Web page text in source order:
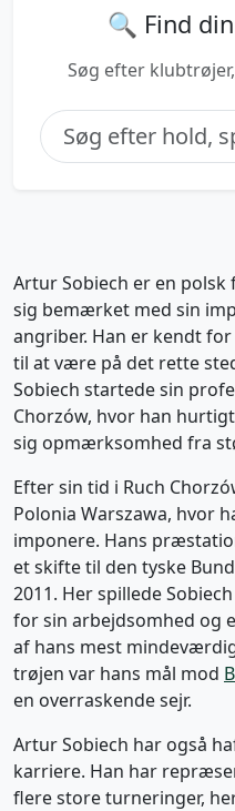
🔍 Find
Søg efter
Artur Sobiech er en
sig bemærket med sin
angriber. Han er kendt
til at være på det rette
Sobiech startede sin
Chorzów, hvor han
sig opmærksomhed fra
Efter sin tid i Ruch
Polonia Warszawa, hvor
imponere. Hans
et skifte til den tyske
2011. Her spillede
for sin arbejdsomhed og
af hans mest
trøjen var hans mål mod
en overraskende sejr.
Artur Sobiech har også
karriere. Han har
flere store turneringer,